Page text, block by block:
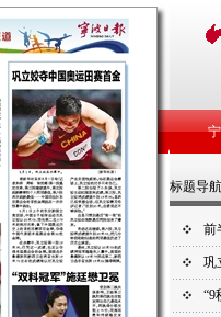
标题导航
前
巩
“9